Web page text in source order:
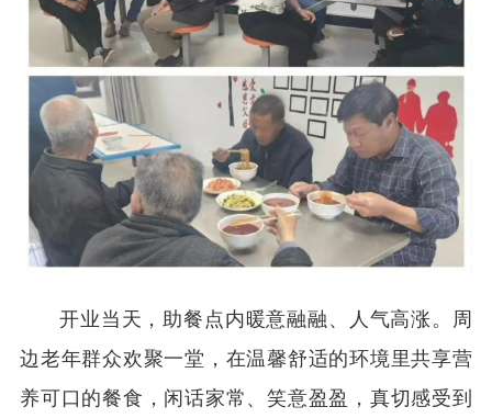
开业当天，助餐点内暖意融融、人气高涨。周
边老年群众欢聚一堂，在温馨舒适的环境里共享营
养可口的餐食，闲话家常、笑意盈盈，真切感受到